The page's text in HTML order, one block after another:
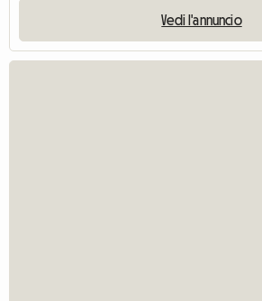
Vedi l'annuncio